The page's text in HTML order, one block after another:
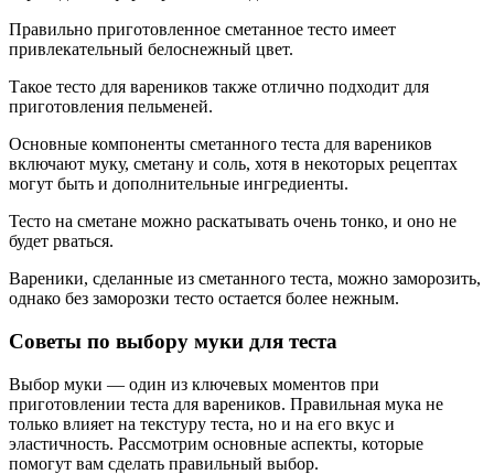
Правильно приготовленное сметанное тесто имеет
привлекательный белоснежный цвет.
Такое тесто для вареников также отлично подходит для
приготовления пельменей.
Основные компоненты сметанного теста для вареников
включают муку, сметану и соль, хотя в некоторых рецептах
могут быть и дополнительные ингредиенты.
Тесто на сметане можно раскатывать очень тонко, и оно не
будет рваться.
Вареники, сделанные из сметанного теста, можно заморозить,
однако без заморозки тесто остается более нежным.
Советы по выбору муки для теста
Выбор муки — один из ключевых моментов при
приготовлении теста для вареников. Правильная мука не
только влияет на текстуру теста, но и на его вкус и
эластичность. Рассмотрим основные аспекты, которые
помогут вам сделать правильный выбор.